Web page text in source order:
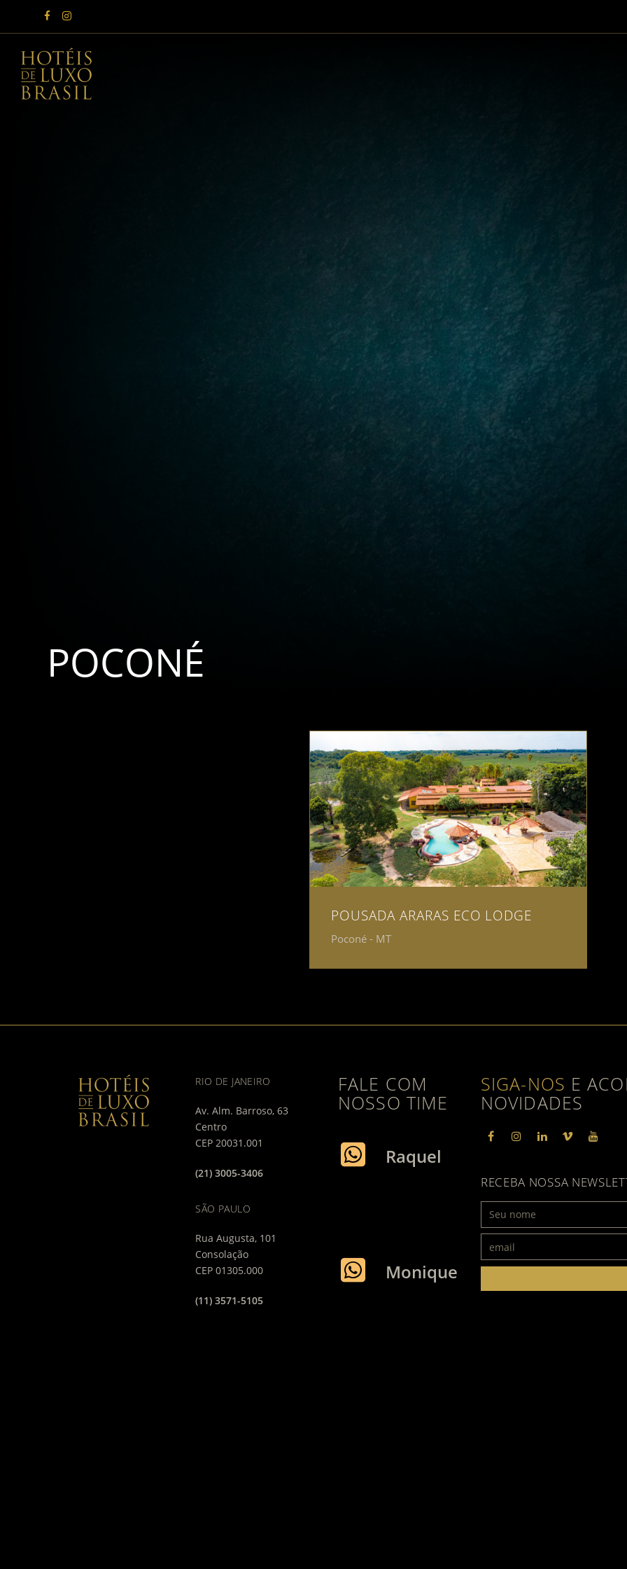
POCONÉ
POUSADA ARARAS ECO LODGE
Poconé - MT
RIO DE JANEIRO
Av. Alm. Barroso, 63
Centro
CEP 20031.001
(21) 3005-3406
SÃO PAULO
Rua Augusta, 101
Consolação
CEP 01305.000
(11) 3571-5105
FALE COM
NOSSO TIME
Raquel
Monique
SIGA-NOS E
NOVIDADES
facebookinstagram
linkedinvimeo
RECEBA NOSSA